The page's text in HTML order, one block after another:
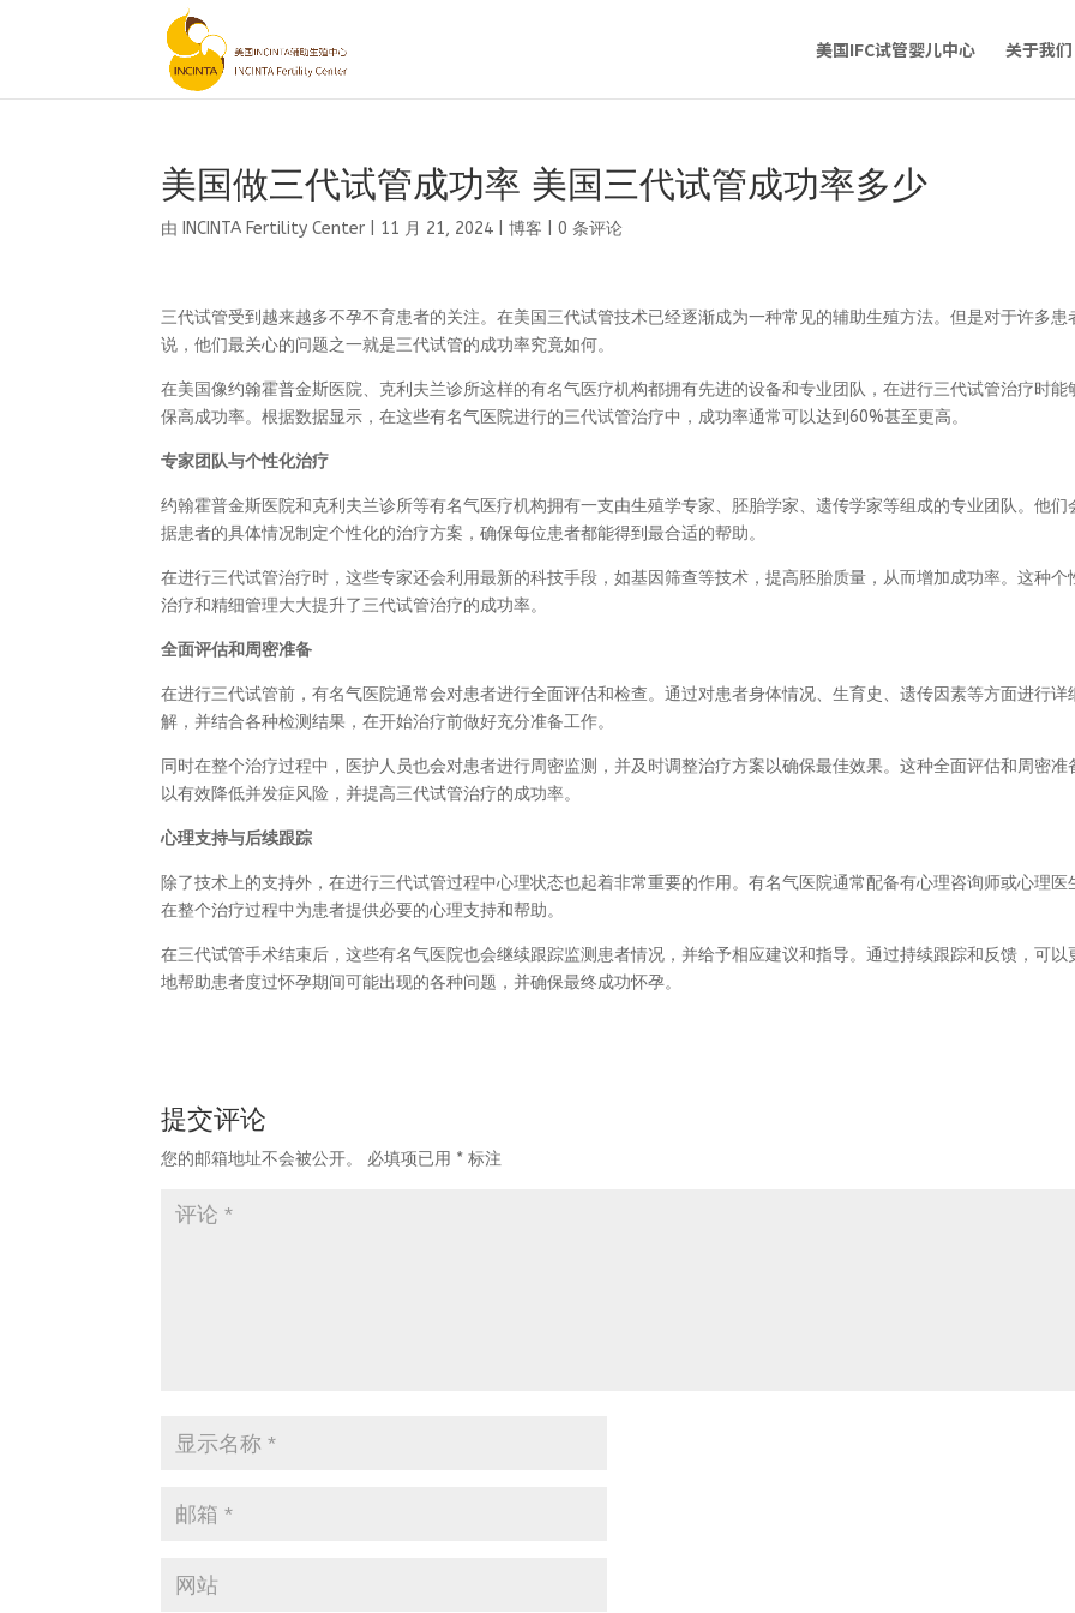
美国IFC试管婴儿中心 关于我们
美国做三代试管成功率 美国三代试管成功率多少
由 INCINTA Fertility Center 11 月 21, 2024 |博客 |0 条评论
三代试管受到越来越多不孕不育患者的关注。在美国三代试管技术已经逐渐成为一种常见的辅助生殖方法。但是对于许多患
说，他们最关心的问题之一就是三代试管的成功率究竟如何。
在美国像约翰霍普金斯医院、克利夫兰诊所这样的有名气医疗机构都拥有先进的设备和专业团队，在进行三代试管治疗时能
保高成功率。根据数据显示，在这些有名气医院进行的三代试管治疗中，成功率通常可以达到60%甚至更高。
专家团队与个性化治疗
约翰霍普金斯医院和克利夫兰诊所等有名气医疗机构拥有一支由生殖学专家、胚胎学家、遗传学家等组成的专业团队。他们
据患者的具体情况制定个性化的治疗方案，确保每位患者都能得到最合适的帮助。
在进行三代试管治疗时，这些专家还会利用最新的科技手段，如基因筛查等技术，提高胚胎质量，从而增加成功率。这种个
治疗和精细管理大大提升了三代试管治疗的成功率。
全面评估和周密准备
在进行三代试管前，有名气医院通常会对患者进行全面评估和检查。通过对患者身体情况、生育史、遗传因素等方面进行详
解，并结合各种检测结果，在开始治疗前做好充分准备工作。
同时在整个治疗过程中，医护人员也会对患者进行周密监测，并及时调整治疗方案以确保最佳效果。这种全面评估和周密准
以有效降低并发症风险，并提高三代试管治疗的成功率。
心理支持与后续跟踪
除了技术上的支持外，在进行三代试管过程中心理状态也起着非常重要的作用。有名气医院通常配备有心理咨询师或心理医
在整个治疗过程中为患者提供必要的心理支持和帮助。
在三代试管手术结束后，这些有名气医院也会继续跟踪监测患者情况，并给予相应建议和指导。通过持续跟踪和反馈，可以
地帮助患者度过怀孕期间可能出现的各种问题，并确保最终成功怀孕。
提交评论
您的邮箱地址不会被公开。 必填项已用 * 标注